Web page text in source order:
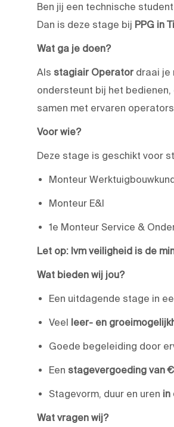
Ben jij een technische
Dan is deze stage bij PPG in
Wat ga je doen?
Als stagiair Operatordraai je
ondersteunt bij het
samen met ervaren
Voor wie?
Deze stage is geschikt voor
Monteur
Monteur E&I
1e Monteur Service &
Let op: Ivm veiligheid is de
Wat bieden wij jou?
Een uitdagende stage in
Veel leer- en
Goede begeleiding door
Een stagevergoeding van
Stagevorm, duur en uren in
Wat vragen wij?